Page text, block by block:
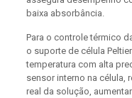
baixa absorbância.
Para o controle térmico
o suporte de célula
temperatura com alta
sensor interno na célula,
real da solução,